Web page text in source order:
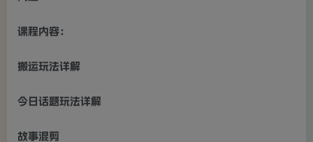
课程内容：
搬运玩法详解
今日话题玩法详解
故事混剪